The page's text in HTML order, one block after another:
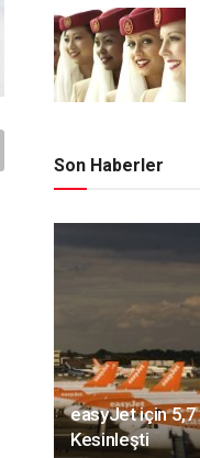
Son Haberler
easyJet için 5,7
Kesinleşti